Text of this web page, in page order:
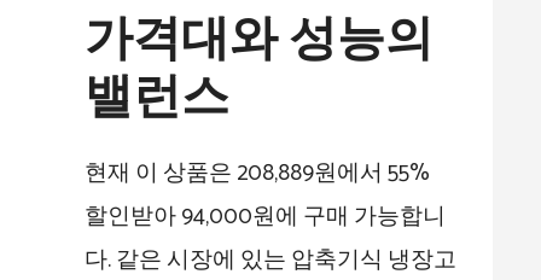
가격대와 성능의
밸런스
현재 이 상품은 208,889원에서 55%
할인받아 94,000원에 구매 가능합니
다. 같은 시장에 있는 압축기식 냉장고